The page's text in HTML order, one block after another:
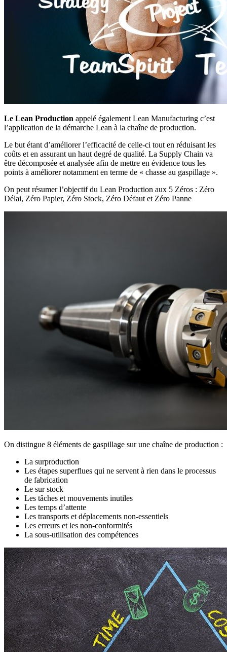
Le Lean Production appelé également Lean Manufacturing c’est
l’application de la démarche Lean à la chaîne de production.
Le but étant d’améliorer l’efficacité de celle-ci tout en réduisant les
coûts et en assurant un haut degré de qualité. La Supply Chain va
être décomposée et analysée afin de mettre en évidence tous les
points à améliorer notamment en terme de « chasse au gaspillage ».
On peut résumer l’objectif du Lean Production aux 5 Zéros : Zéro
Délai, Zéro Papier, Zéro Stock, Zéro Défaut et Zéro Panne
On distingue 8 éléments de gaspillage sur une chaîne de production :
La surproduction
Les étapes superflues qui ne servent à rien dans le processus
de fabrication
Le sur stock
Les tâches et mouvements inutiles
Les temps d’attente
Les transports et déplacements non-essentiels
Les erreurs et les non-conformités
La sous-utilisation des compétences